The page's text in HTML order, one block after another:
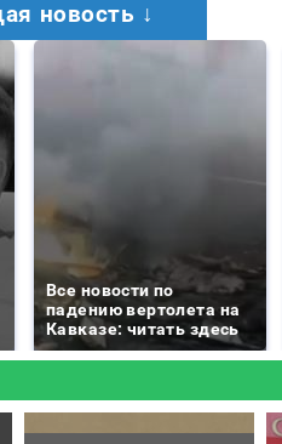
новость ↓
Все новости по
падению вертолета на
Кавказе: читать здесь